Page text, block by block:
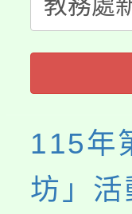
程
115年
坊」活